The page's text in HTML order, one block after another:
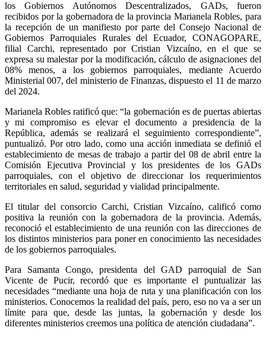
los Gobiernos Autónomos Descentralizados, GADs, fueron
recibidos por la gobernadora de la provincia Marianela Robles, para
la recepción de un manifiesto por parte del Consejo Nacional de
Gobiernos Parroquiales Rurales del Ecuador, CONAGOPARE,
filial Carchi, representado por Cristian Vizcaíno, en el que se
expresa su malestar por la modificación, cálculo de asignaciones del
08% menos, a los gobiernos parroquiales, mediante Acuerdo
Ministerial 007, del ministerio de Finanzas, dispuesto el 11 de marzo
del 2024.
Marianela Robles ratificó que: “la gobernación es de puertas abiertas
y mi compromiso es elevar el documento a presidencia de la
República, además se realizará el seguimiento correspondiente”,
puntualizó. Por otro lado, como una acción inmediata se definió el
establecimiento de mesas de trabajo a partir del 08 de abril entre la
Comisión Ejecutiva Provincial y los presidentes de los GADs
parroquiales, con el objetivo de direccionar los requerimientos
territoriales en salud, seguridad y vialidad principalmente.
El titular del consorcio Carchi, Cristian Vizcaíno, calificó como
positiva la reunión con la gobernadora de la provincia. Además,
reconoció el establecimiento de una reunión con las direcciones de
los distintos ministerios para poner en conocimiento las necesidades
de los gobiernos parroquiales.
Para Samanta Congo, presidenta del GAD parroquial de San
Vicente de Pucir, recordó que es importante el puntualizar las
necesidades “mediante una hoja de ruta y una planificación con los
ministerios. Conocemos la realidad del país, pero, eso no va a ser un
límite para que, desde las juntas, la gobernación y desde los
diferentes ministerios creemos una política de atención ciudadana”.